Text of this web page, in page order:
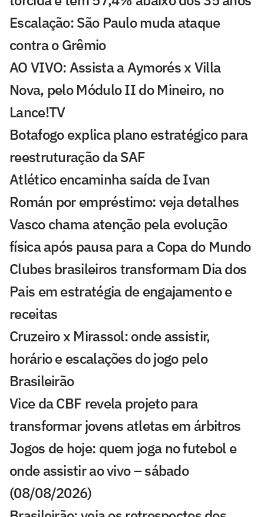
Escalação: São Paulo muda ataque
contra o Grêmio
AO VIVO: Assista a Aymorés x Villa
Nova, pelo Módulo II do Mineiro, no
Lance!TV
Botafogo explica plano estratégico para
reestruturação da SAF
Atlético encaminha saída de Ivan
Román por empréstimo: veja detalhes
Vasco chama atenção pela evolução
física após pausa para a Copa do Mundo
Clubes brasileiros transformam Dia dos
Pais em estratégia de engajamento e
receitas
Cruzeiro x Mirassol: onde assistir,
horário e escalações do jogo pelo
Brasileirão
Vice da CBF revela projeto para
transformar jovens atletas em árbitros
Jogos de hoje: quem joga no futebol e
onde assistir ao vivo – sábado
(08/08/2026)